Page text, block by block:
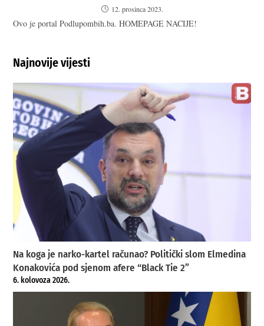
12. prosinca 2023.
Ovo je portal Podlupombih.ba. HOMEPAGE NACIJE!
Najnovije vijesti
Na koga je narko-kartel računao? Politički slom Elmedina
Konakovića pod sjenom afere “Black Tie 2”
6. kolovoza 2026.